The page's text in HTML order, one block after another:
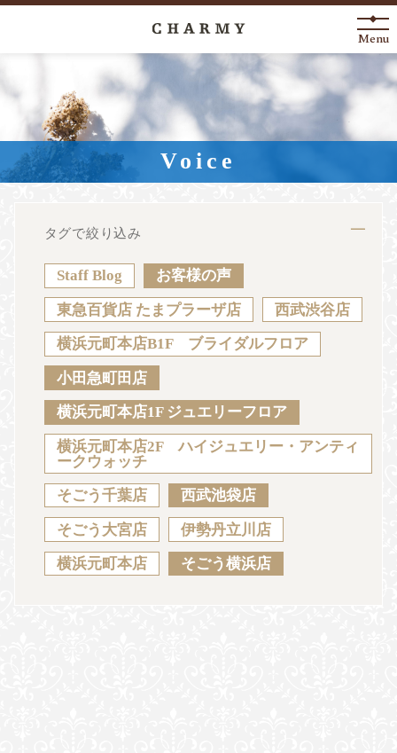
New Arrival
About
Engagement Ring
Anniversary
News Blog
Sustainability Voice Catalog
JA EN CH KO
Menu
Voice
タグで絞り込み
Staff Blog お客様の声
東急百貨店 たまプラーザ店 西武渋谷店
横浜元町本店B1F ブライダルフロア
小田急町田店
横浜元町本店1F ジュエリーフロア
横浜元町本店2F ハイジュエリー・アンティ
ークウォッチ
そごう千葉店 西武池袋店
そごう大宮店 伊勢丹立川店
横浜元町本店 そごう横浜店